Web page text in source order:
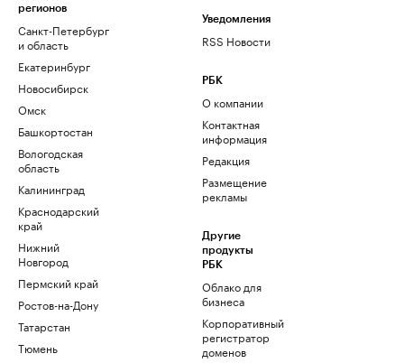
регионов
Санкт-Петербург
и область
Екатеринбург
Новосибирск
Омск
Башкортостан
Вологодская
область
Калининград
Краснодарский
край
Нижний
Новгород
Пермский край
Ростов-на-Дону
Татарстан
Тюмень
Уведомления
RSS Новости
РБК
О компании
Контактная
информация
Редакция
Размещение
рекламы
Другие
продукты
РБК
Облако для
бизнеса
Корпоративный
регистратор
доменов